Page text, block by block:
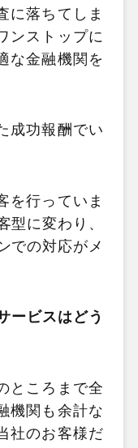
に落ちてしま
ンストップに
な金融機関を
成功報酬でい
を行っていま
型に変わり、
での対応がメ
ービスはどう
ところまで全
機関も余計な
社のお客様だ